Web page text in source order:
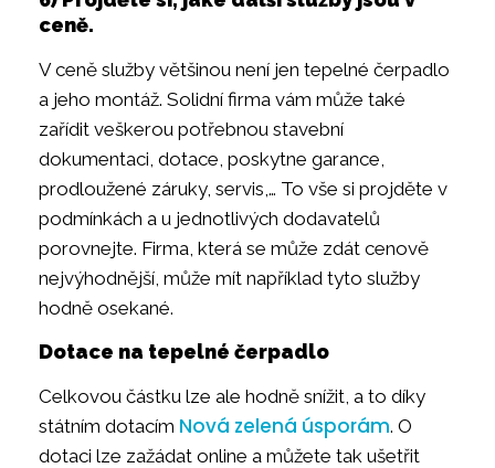
ceně.
V ceně služby většinou není jen tepelné čerpadlo
a jeho montáž. Solidní firma vám může také
zařídit veškerou potřebnou stavební
dokumentaci, dotace, poskytne garance,
prodloužené záruky, servis,… To vše si projděte v
podmínkách a u jednotlivých dodavatelů
porovnejte. Firma, která se může zdát cenově
nejvýhodnější, může mít například tyto služby
hodně osekané.
Dotace na tepelné čerpadlo
Celkovou částku lze ale hodně snížit, a to díky
státním dotacím Nová zelená úsporám. O
dotaci lze zažádat online a můžete tak ušetřit